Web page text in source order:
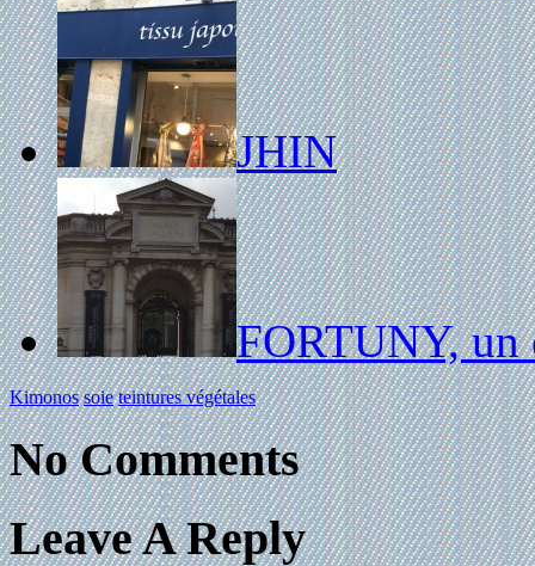
JHIN
FORTUNY, un
Kimonos soie teintures végétales
No Comments
Leave A Reply